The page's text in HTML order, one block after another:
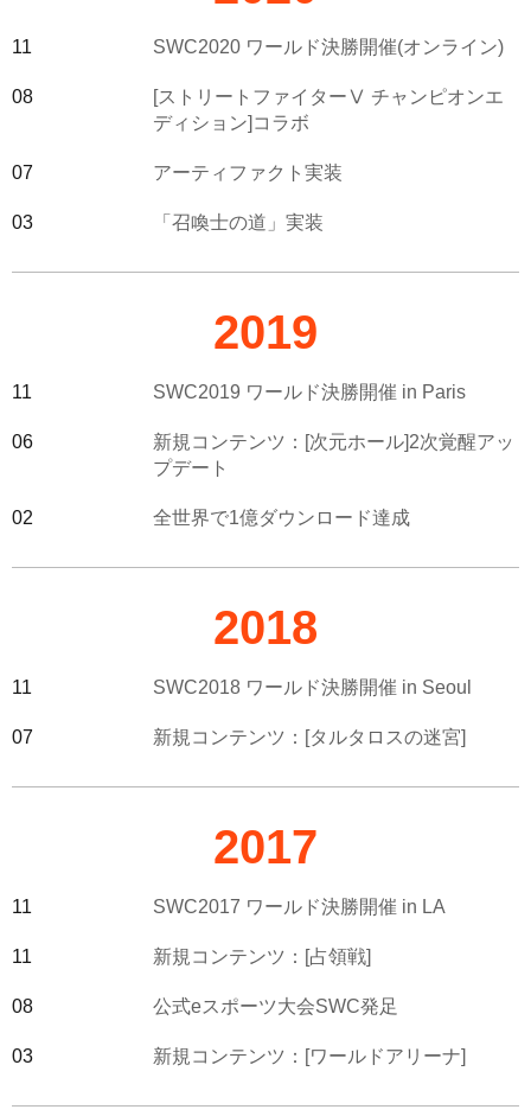
11 SWC2020 ワールド決勝開催(オンライン)
08
[ストリートファイターⅤ チャンピオンエ
ディション]コラボ
07 アーティファクト実装
03 「召喚士の道」実装
2019
11 SWC2019 ワールド決勝開催 in Paris
06
新規コンテンツ：[次元ホール]2次覚醒アッ
プデート
02 全世界で1億ダウンロード達成
2018
11 SWC2018 ワールド決勝開催 in Seoul
07 新規コンテンツ：[タルタロスの迷宮]
2017
11 SWC2017 ワールド決勝開催 in LA
11 新規コンテンツ：[占領戦]
08 公式eスポーツ大会SWC発足
03 新規コンテンツ：[ワールドアリーナ]